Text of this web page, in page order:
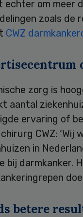
echter om meer
zoals
CWZ
zorg is
aantal
ervaring of
CWZ: ‘Wij
in
bij darmkanker.
betere